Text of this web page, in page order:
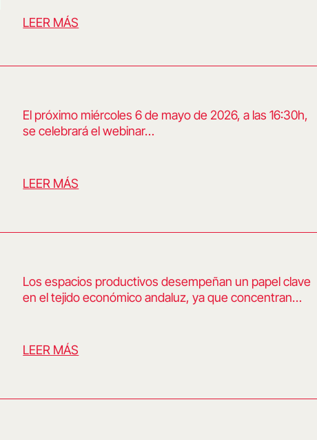
LEER MÁS
El próximo miércoles 6 de mayo de 2026, a las 16:30h,
se celebrará el webinar…
LEER MÁS
Los espacios productivos desempeñan un papel clave
en el tejido económico andaluz, ya que concentran…
LEER MÁS